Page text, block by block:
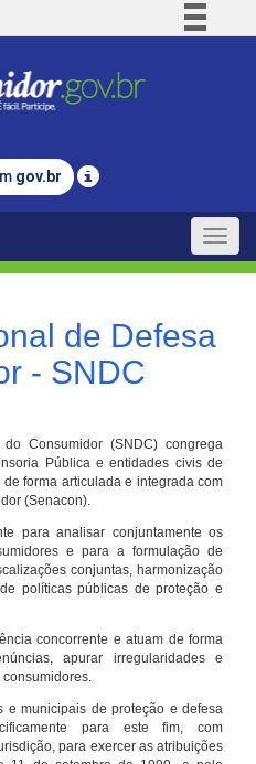
Comunica BR
Legislação
gov.br
Toggle
de Defesa
- SNDC
Consumidor (SNDC) congrega
Pública e entidades civis de
forma articulada e integrada com
(Senacon).
para analisar conjuntamente os
e para a formulação de
conjuntas, harmonização
políticas públicas de proteção e
concorrente e atuam de forma
apurar irregularidades e
e municipais de proteção e defesa
para este fim, com
para exercer as atribuições